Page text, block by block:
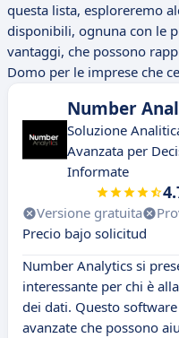
questa lista, esploreremo
disponibili, ognuna con le
vantaggi, che possono
Domo per le imprese che
Number
Soluzione
Avanzata per
Informate
Versione gratuita
Precio bajo solicitud
Number Analytics si
interessante per chi è
dei dati. Questo
avanzate che possono